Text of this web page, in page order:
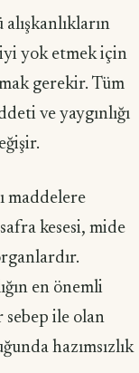
yok etmek için
gerekir. Tüm
ve yaygınlığı
maddelere
kesesi, mide
en önemli
ile olan
hazımsızlık